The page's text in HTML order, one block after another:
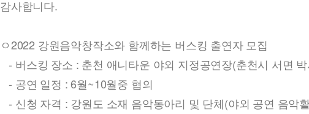
감사합니다.
ㅇ2022 강원음악창작소와 함께하는 버스킹 출연자 모집
- 버스킹 장소 : 춘천 애니타운 야외 지정공연장(춘천시 서면
- 공연 일정 : 6월~10월중 협의
- 신청 자격 : 강원도 소재 음악동아리 및 단체(야외 공연 음악